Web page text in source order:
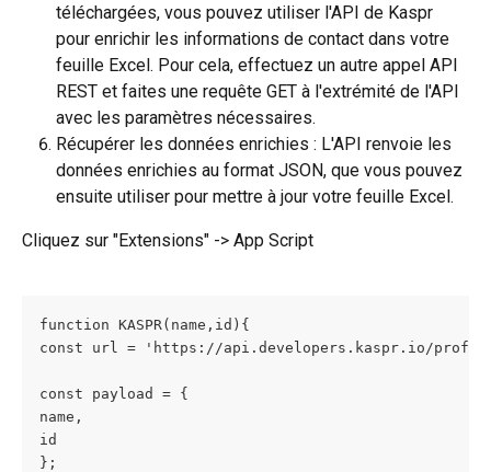
téléchargées, vous pouvez utiliser l'API de Kaspr
pour enrichir les informations de contact dans votre
feuille Excel. Pour cela, effectuez un autre appel API
REST et faites une requête GET à l'extrémité de l'API
avec les paramètres nécessaires.
Récupérer les données enrichies : L'API renvoie les
données enrichies au format JSON, que vous pouvez
ensuite utiliser pour mettre à jour votre feuille Excel.
Cliquez sur "Extensions" -> App Script
function KASPR(name,id){
const url = 'https://api.developers.kaspr.io/
const payload = {
name,
id
};